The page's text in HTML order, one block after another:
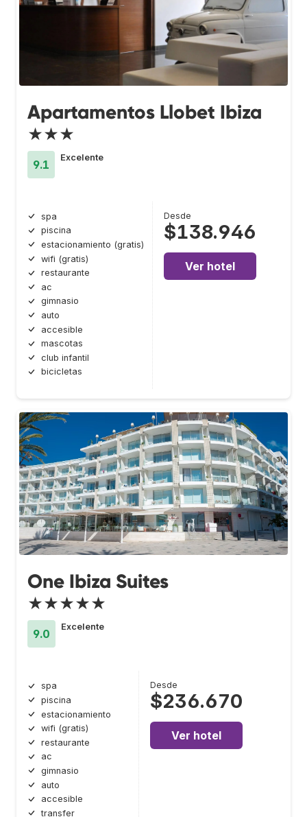
Apartamentos Llobet Ibiza
★★★
9.1
Excelente
spa
piscina
estacionamiento (gratis)
wifi (gratis)
restaurante
ac
gimnasio
auto
accesible
mascotas
club infantil
bicicletas
Desde
$138.946
Ver hotel
One Ibiza Suites
★★★★★
9.0
Excelente
spa
piscina
estacionamiento
wifi (gratis)
restaurante
ac
gimnasio
auto
accesible
transfer
Desde
$236.670
Ver hotel